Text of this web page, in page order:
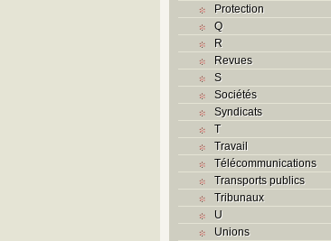
Protection
Q
R
Revues
S
Sociétés
Syndicats
T
Travail
Télécommunications
Transports publics
Tribunaux
U
Unions